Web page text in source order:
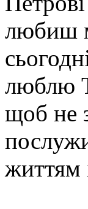
любиш
люблю
щоб не
життям